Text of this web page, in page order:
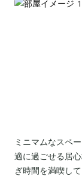
ミニマムなスペ
適に過ごせる居
ぎ時間を満喫して